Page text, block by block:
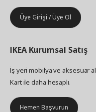
Üye Girişi / Üye Ol
IKEA Kurumsal Satış
İş yeri mobilya ve aksesuar
Kart ile daha hesaplı.
Hemen Başvurun